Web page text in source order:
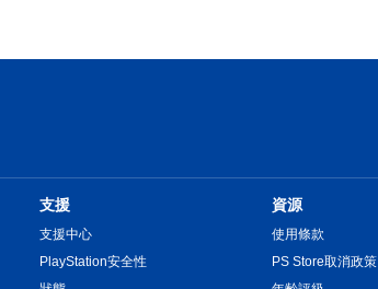
支援
支援中心
PlayStation安全性
資源
使用條款
PS Store取消政策